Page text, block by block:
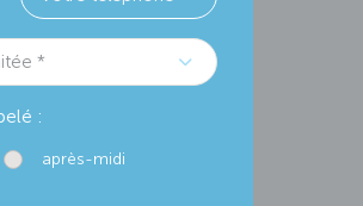
*
:
après-midi